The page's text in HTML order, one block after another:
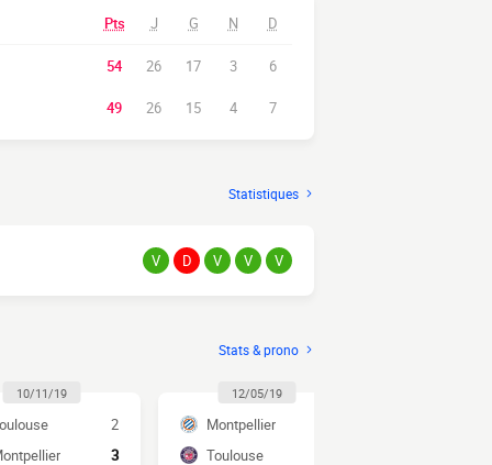
Pts J G N D
54 26 17 3 6
49 26 15 4 7
Statistiques
V D V V V
Stats & prono
10/11/19
2
3
12/05/19
Montpellier
Toulouse